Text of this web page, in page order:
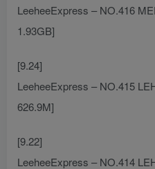
LeeheeExpress – NO.416
1.93GB]
[9.24]
LeeheeExpress – NO.415
626.9M]
[9.22]
LeeheeExpress – NO.414